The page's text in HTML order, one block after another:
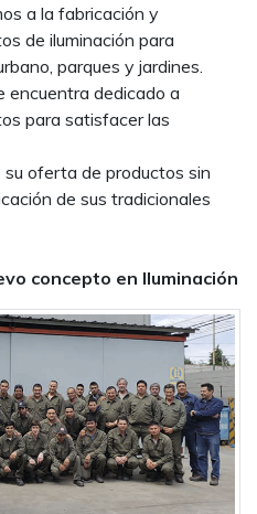
a la fabricación y
de iluminación para
parques y jardines.
encuentra dedicado a
para satisfacer las
oferta de productos sin
de sus tradicionales
concepto en Iluminación